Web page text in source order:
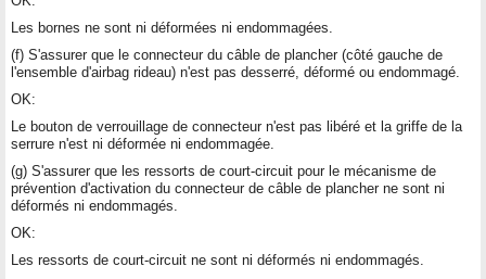
Les bornes ne sont ni déformées ni endommagées.
(f) S'assurer que le connecteur du câble de plancher (côté gauche de
l'ensemble d'airbag rideau) n'est pas desserré, déformé ou endommagé.
OK:
Le bouton de verrouillage de connecteur n'est pas libéré et la griffe de la
serrure n'est ni déformée ni endommagée.
(g) S'assurer que les ressorts de court-circuit pour le mécanisme de
prévention d'activation du connecteur de câble de plancher ne sont ni
déformés ni endommagés.
OK:
Les ressorts de court-circuit ne sont ni déformés ni endommagés.